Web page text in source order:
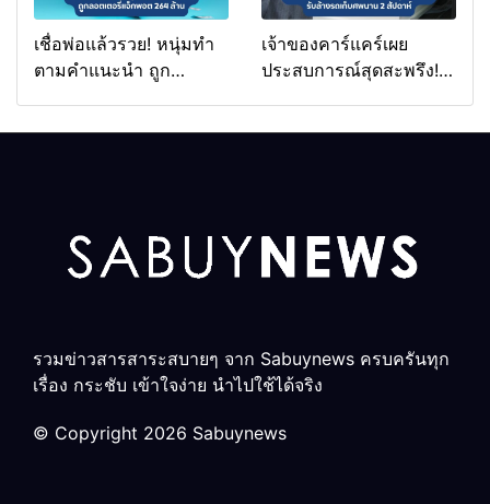
เชื่อพ่อแล้วรวย! หนุ่มทำ
ตามคำแนะนำ ถูก
เจ้าของคาร์แคร์เผย
ประสบการณ์สุดสะพรึง!
รวมข่าวสารสาระสบายๆ จาก Sabuynews ครบครันทุก
เรื่อง กระชับ เข้าใจง่าย นำไปใช้ได้จริง
© Copyright 2026 Sabuynews